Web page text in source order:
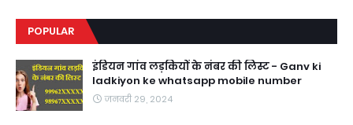
POPULAR
इंडियन गांव लड़कियों के नंबर की लिस्ट - Ganv ki
ladkiyon ke whatsapp mobile number
जनवरी 29, 2024